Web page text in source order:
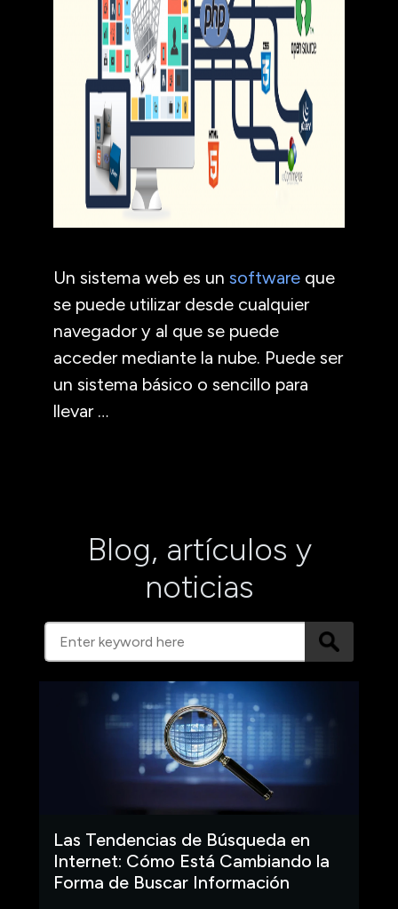
Un sistema web es un software que
se puede utilizar desde cualquier
navegador y al que se puede
acceder mediante la nube. Puede ser
un sistema básico o sencillo para
llevar …
Blog, artículos y
noticias
Las Tendencias de Búsqueda en
Internet: Cómo Está Cambiando la
Forma de Buscar Información